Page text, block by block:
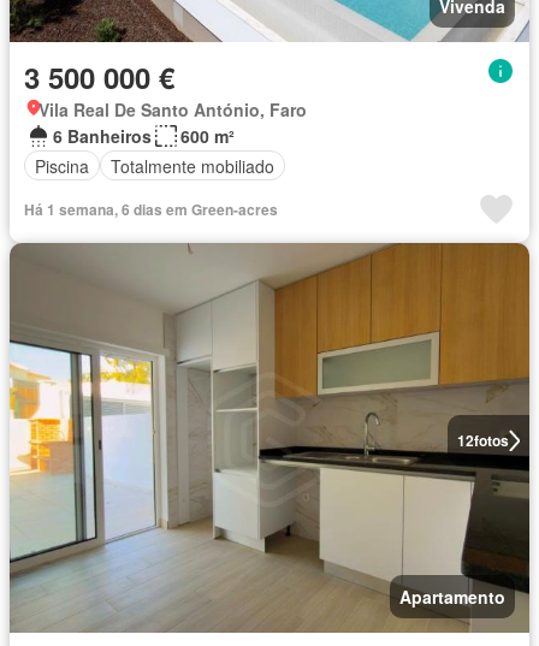
Vivenda
3 500 000 €
Vila Real De Santo António, Faro
6 Banheiros
600 m²
Piscina
Totalmente mobiliado
Há 1 semana, 6 dias em Green-acres
12fotos
Apartamento